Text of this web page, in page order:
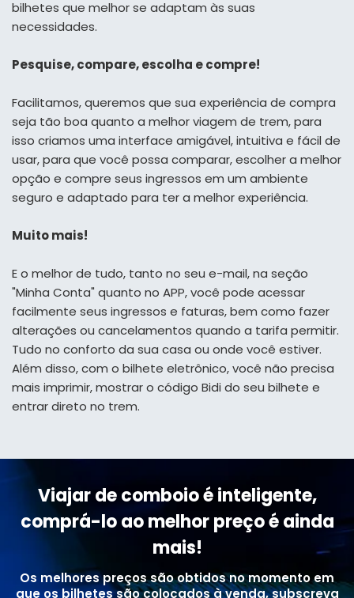
bilhetes que melhor se adaptam às suas
necessidades.
Pesquise, compare, escolha e compre!
Facilitamos, queremos que sua experiência de compra
seja tão boa quanto a melhor viagem de trem, para
isso criamos uma interface amigável, intuitiva e fácil de
usar, para que você possa comparar, escolher a melhor
opção e compre seus ingressos em um ambiente
seguro e adaptado para ter a melhor experiência.
Muito mais!
E o melhor de tudo, tanto no seu e-mail, na seção
"Minha Conta" quanto no APP, você pode acessar
facilmente seus ingressos e faturas, bem como fazer
alterações ou cancelamentos quando a tarifa permitir.
Tudo no conforto da sua casa ou onde você estiver.
Além disso, com o bilhete eletrônico, você não precisa
mais imprimir, mostrar o código Bidi do seu bilhete e
entrar direto no trem.
Viajar de comboio é inteligente,
comprá-lo ao melhor preço é ainda
mais!
Os melhores preços são obtidos no momento em
que os bilhetes são colocados à venda, subscreva